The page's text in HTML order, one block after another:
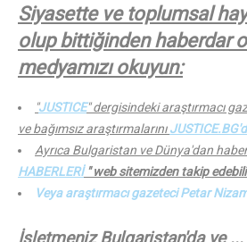
Siyasette ve toplumsal
olup bittiğinden haberdar
medyamızı okuyun:
"JUSTICE" dergisindeki araştırmacı
ve bağımsız araştırmalarını
Ayrıca Bulgaristan ve Dünya'dan
HABERLERİ" web sitemizden takip
Veya araştırmacı gazeteci Petar